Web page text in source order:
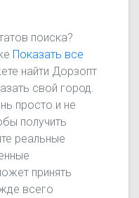
поиска?
Показать все
найти Дорзопт
свой город.
просто и не
получить
реальные
принять
всего